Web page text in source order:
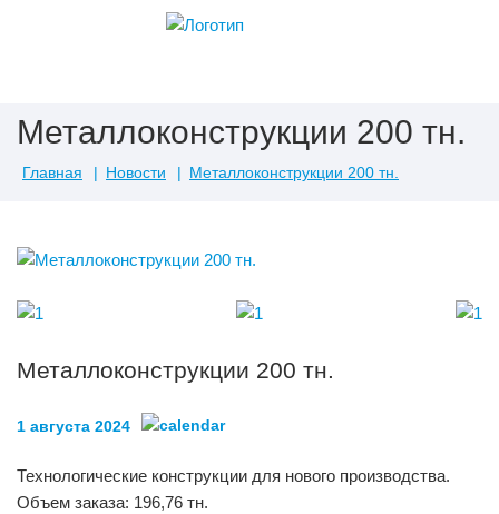
Металлоконструкции 200 тн.
Главная Новости Металлоконструкции 200 тн.
Металлоконструкции 200 тн.
1 августа 2024
Технологические конструкции для нового производства.
Объем заказа: 196,76 тн.